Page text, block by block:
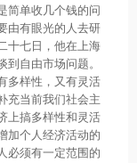
简单收几个钱的问
由有眼光的人去研
十七日，他在上海
自由市场问题。
多样性，又有灵活
充当前我们社会主
上搞多样性和灵活
加个人经济活动的
必须有一定范围的